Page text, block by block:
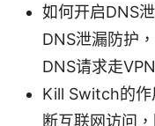
如何开启DNS
DNS泄漏防护
DNS请求走
Kill Switch的作
断互联网访问